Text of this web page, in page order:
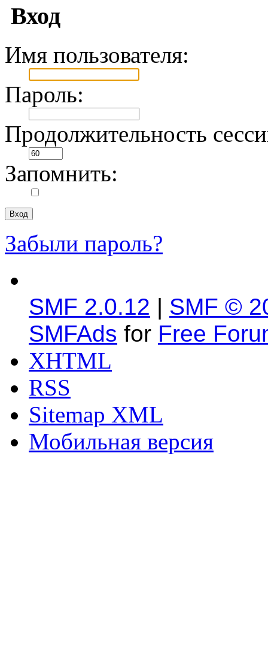
Вход
Имя пользователя:
Пароль:
Продолжительность
Запомнить:
Забыли пароль?
SMF 2.0.12 | SMF ©
SMFAds for Free
XHTML
RSS
Sitemap XML
Мобильная версия